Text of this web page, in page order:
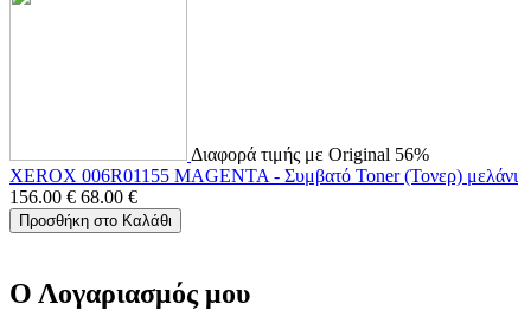
Διαφορά τιμής με Original 56%
XEROX 006R01155 MAGENTA - Συμβατό Toner (Τονερ) μελάνι
156.00 € 68.00 €
Προσθήκη στο Καλάθι
Ο Λογαριασμός μου